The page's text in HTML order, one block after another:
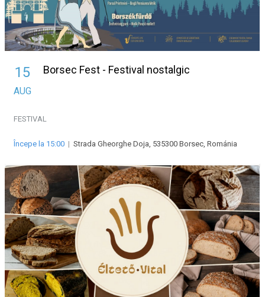
15
AUG
Borsec Fest - Festival nostalgic
FESTIVAL
Începe la 15:00 | Strada Gheorghe Doja, 535300 Borsec, Románia